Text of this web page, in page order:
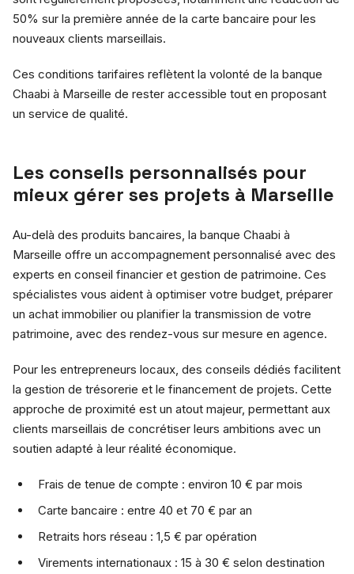
50% sur la première année de la carte bancaire pour les
nouveaux clients marseillais.
Ces conditions tarifaires reflètent la volonté de la banque
Chaabi à Marseille de rester accessible tout en proposant
un service de qualité.
Les conseils personnalisés pour
mieux gérer ses projets à Marseille
Au-delà des produits bancaires, la banque Chaabi à
Marseille offre un accompagnement personnalisé avec des
experts en conseil financier et gestion de patrimoine. Ces
spécialistes vous aident à optimiser votre budget, préparer
un achat immobilier ou planifier la transmission de votre
patrimoine, avec des rendez-vous sur mesure en agence.
Pour les entrepreneurs locaux, des conseils dédiés facilitent
la gestion de trésorerie et le financement de projets. Cette
approche de proximité est un atout majeur, permettant aux
clients marseillais de concrétiser leurs ambitions avec un
soutien adapté à leur réalité économique.
Frais de tenue de compte : environ 10 € par mois
Carte bancaire : entre 40 et 70 € par an
Retraits hors réseau : 1,5 € par opération
Virements internationaux : 15 à 30 € selon destination